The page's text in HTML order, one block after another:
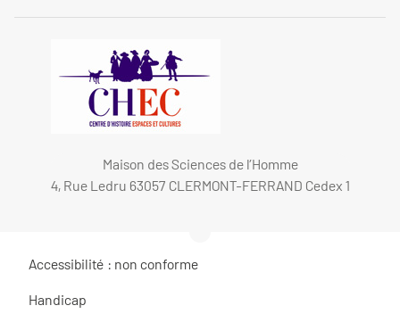
Maison des Sciences de l’Homme
4, Rue Ledru 63057 CLERMONT-FERRAND Cedex 1
Accessibilité : non conforme
Handicap